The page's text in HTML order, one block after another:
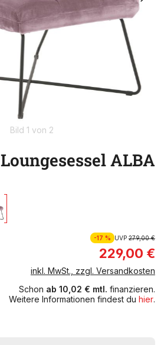
Bild 1 von 2
Loungesessel ALBA
-17 % UVP279,00 €
229,00 €
inkl. MwSt., zzgl. Versandkosten
Schon ab 10,02 € mtl. finanzieren.
Weitere Informationen findest du hier.